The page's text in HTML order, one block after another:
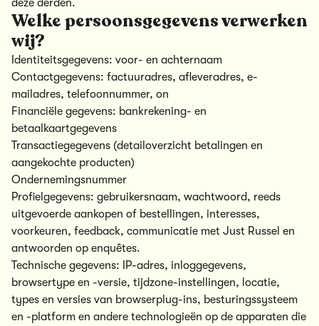
deze derden.
Welke persoonsgegevens verwerken
wij?
Identiteitsgegevens: voor- en achternaam
Contactgegevens: factuuradres, afleveradres, e-
mailadres, telefoonnummer, on
Financiële gegevens: bankrekening- en
betaalkaartgegevens
Transactiegegevens (detailoverzicht betalingen en
aangekochte producten)
Ondernemingsnummer
Profielgegevens: gebruikersnaam, wachtwoord, reeds
uitgevoerde aankopen of bestellingen, interesses,
voorkeuren, feedback, communicatie met Just Russel en
antwoorden op enquêtes.
Technische gegevens: IP-adres, inloggegevens,
browsertype en -versie, tijdzone-instellingen, locatie,
types en versies van browserplug-ins, besturingssysteem
en -platform en andere technologieën op de apparaten die